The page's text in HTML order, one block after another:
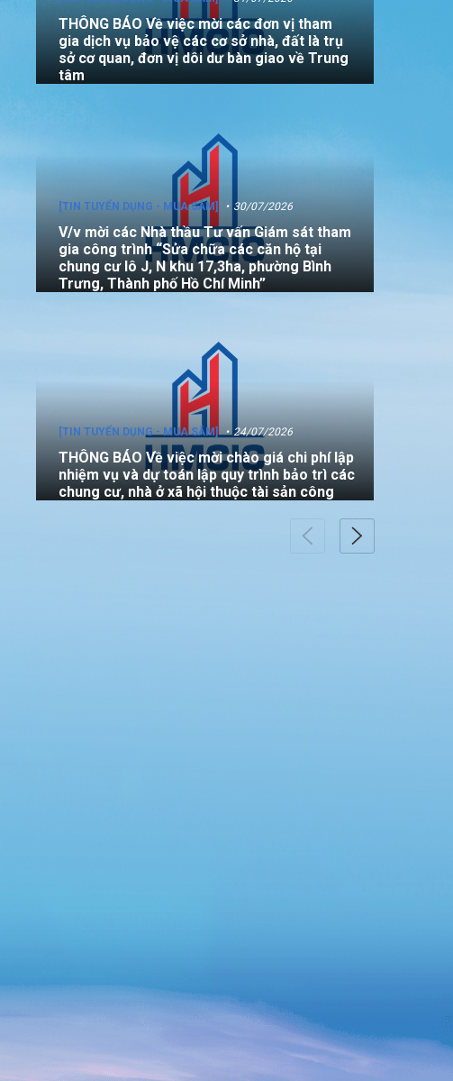
THÔNG BÁO Về việc mời các đơn vị tham
gia dịch vụ bảo vệ các cơ sở nhà, đất là trụ
sở cơ quan, đơn vị dôi dư bàn giao về Trung
tâm
[TIN TUYỂN DỤNG - MUA SẮM] 30/07/2026
V/v mời các Nhà thầu Tư vấn Giám sát tham
gia công trình “Sửa chữa các căn hộ tại
chung cư lô J, N khu 17,3ha, phường Bình
Trưng, Thành phố Hồ Chí Minh”
[TIN TUYỂN DỤNG - MUA SẮM] 24/07/2026
THÔNG BÁO Về việc mời chào giá chi phí lập
nhiệm vụ và dự toán lập quy trình bảo trì các
chung cư, nhà ở xã hội thuộc tài sản công